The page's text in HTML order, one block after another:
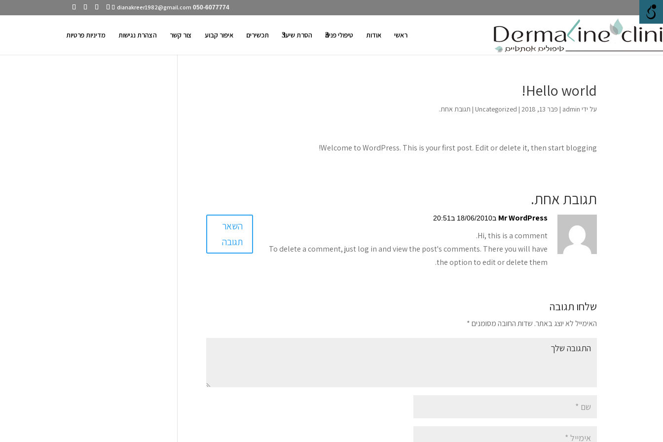
050-6077774
dianakreer1982@gmail.com
ראשי אודות טיפולי פנים הסרת שיער תכשירים איפור קבוע צור קשר הצהרת נגישות מדיניות פרטיות
Hello world!
על ידי admin
| פבר 13, 2018 |
Uncategorized
| תגובת אחת.
Welcome to WordPress. This is your first post. Edit or delete it, then start blogging!
תגובת אחת.
Mr WordPress ב18/06/2010 ב20:51
Hi, this is a comment.
To delete a comment, just log in and view the post's comments. There you will have
the option to edit or delete them.
השאר
תגובה
שלחו תגובה
האימייל לא יוצג באתר. שדות החובה מסומנים*